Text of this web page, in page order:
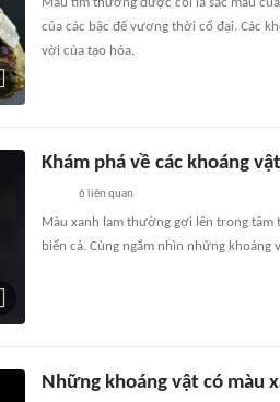
của các bậc đế vương thời cổ đại. Các
vời của tạo hóa.
Khám phá về các khoáng
6 liên quan
Màu xanh lam thường gợi lên trong
biển cả. Cùng ngắm nhìn những khoáng
Những khoáng vật có màu